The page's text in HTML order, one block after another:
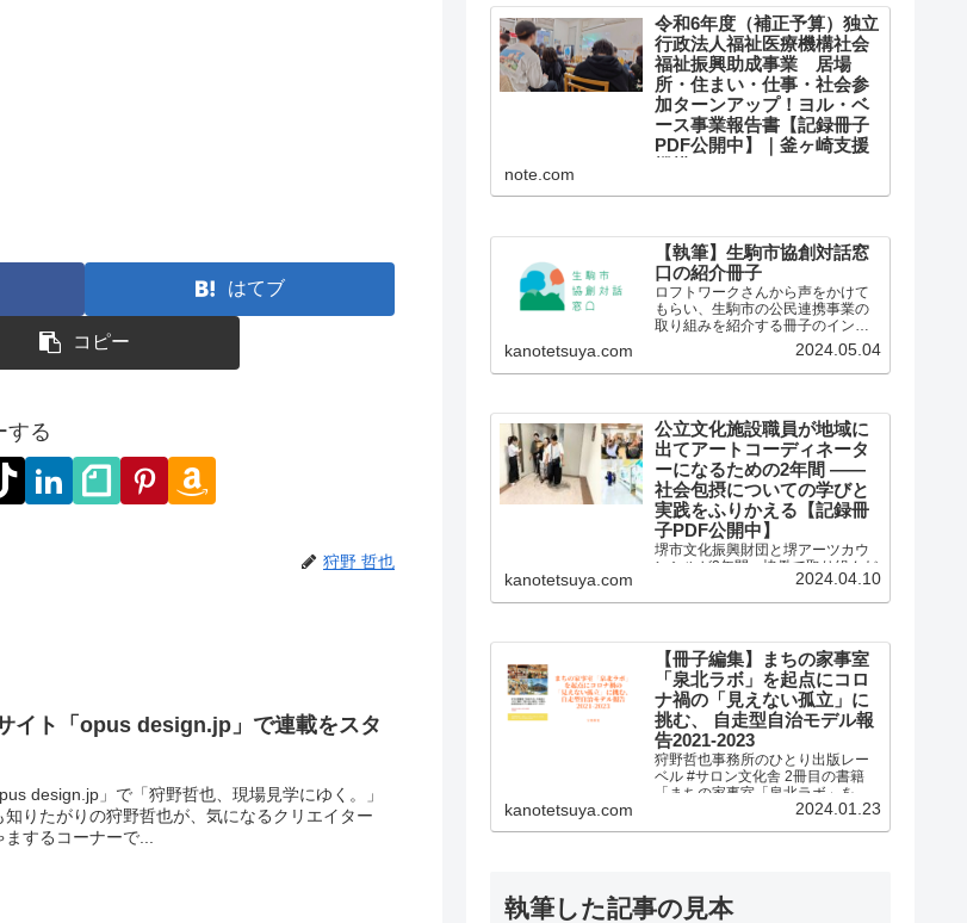
はてブ
コピー
する
狩野 哲也
イト「opus design.jp」で連載をスタ
design.jp」で「狩野哲也、現場見学にゆく。」
りたがりの狩野哲也が、気になるクリエイター
するコーナーで...
ご存じでしょうか。 「南大阪地域
子育て支援ハブ形成プロジェク
ト」は、国民の休眠預金を資源...
令和6年度（補正予算）独立
行政法人福祉医療機構社会
福祉振興助成事業 居場
所・住まい・仕事・社会参
加ターンアップ！ヨル・ベ
ース事業報告書【記録冊子
PDF公開中】｜釜ヶ崎支援
人福祉医療機構社会福祉振興助成
会参加ターンアップ！ヨル・ベー
ス事業の報告書が完成しました。
助成期間も終わりにさしかかる
３月のある日、ユースの居場所ヨ
ル・ベースの若者たちから、...
note.com
【執筆】生駒市協創対話窓
口の紹介冊子
ロフトワークさんから声をかけて
もらい、生駒市の公民連携事業の
取り組みを紹介する冊子のインタ
ビューと執筆、コンセプトコピー
の作成を担当しました。
kanotetsuya.com 2024.05.04
公立文化施設職員が地域に
出てアートコーディネータ
ーになるための2年間 ——
社会包摂についての学びと
実践をふりかえる【記録冊
子PDF公開中】
堺市文化振興財団と堺アーツカウ
ンシルが2年間、協働で取り組んだ
研修事業の冊子を制作しました！
kanotetsuya.com 2024.04.10
【冊子編集】まちの家事室
「泉北ラボ」を起点にコロ
ナ禍の「見えない孤立」に
挑む、 自走型自治モデル報
告2021-2023
狩野哲也事務所のひとり出版レー
ベル #サロン文化舎 2冊目の書籍
「まちの家事室「泉北ラボ」を起
点にコロナ禍の「見えない孤立」
kanotetsuya.com 2024.01.23
執筆した記事の見本